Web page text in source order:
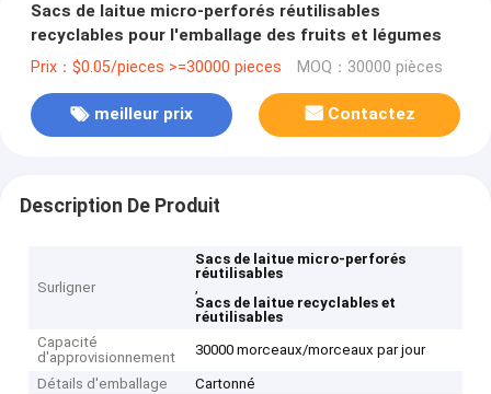
Sacs de laitue micro-perforés réutilisables
recyclables pour l'emballage des fruits et légumes
Prix：$0.05/pieces >=30000 pieces MOQ：30000 pièces
meilleur prix Contactez
Description De Produit
Surligner
Sacs de laitue micro-perforés
réutilisables
,
Sacs de laitue recyclables et
réutilisables
Capacité
d'approvisionnement
30000 morceaux/morceaux par jour
Détails d'emballage
Cartonné